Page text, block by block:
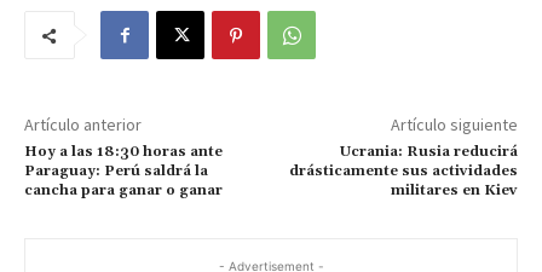
Artículo anterior
Hoy a las 18:30 horas ante
Paraguay: Perú saldrá la
cancha para ganar o ganar
Artículo siguiente
Ucrania: Rusia reducirá
drásticamente sus actividades
militares en Kiev
- Advertisement -